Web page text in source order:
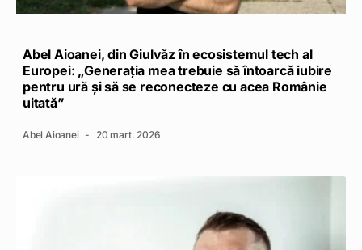
Abel Aioanei, din Giulvăz în ecosistemul tech al
Europei: „Generația mea trebuie să întoarcă iubire
pentru ură și să se reconecteze cu acea Românie
uitată”
Abel Aioanei 20 mart. 2026